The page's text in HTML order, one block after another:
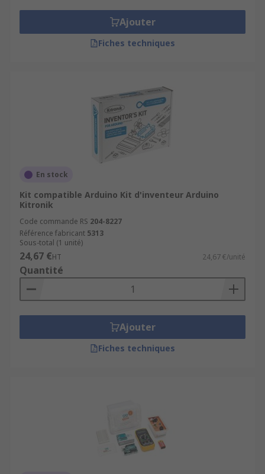
Ajouter
Fiches techniques
En stock
Kit compatible Arduino Kit d'inventeur Arduino
Kitronik
Code commande RS 204-8227
Référence fabricant 5313
Sous-total (1 unité)
24,67 €HT 24,67 €/unité
Quantité
Ajouter
Fiches techniques